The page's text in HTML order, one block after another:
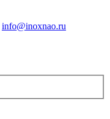
info@inoxnao.ru